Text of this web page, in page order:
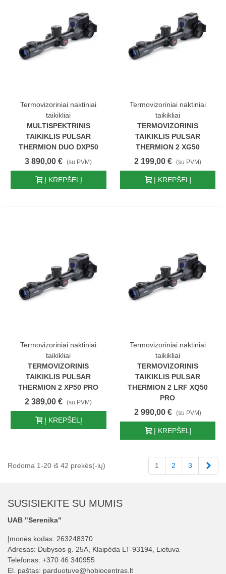
Termovizoriniai naktiniai
taikikliai
MULTISPEKTRINIS
TAIKIKLIS PULSAR
THERMION DUO DXP50
3 890,00 € (su PVM)
Į KREPŠELĮ
Termovizoriniai naktiniai
taikikliai
TERMOVIZORINIS
TAIKIKLIS PULSAR
THERMION 2 XG50
2 199,00 € (su PVM)
Į KREPŠELĮ
Termovizoriniai naktiniai
taikikliai
TERMOVIZORINIS
TAIKIKLIS PULSAR
THERMION 2 XP50 PRO
2 389,00 € (su PVM)
Į KREPŠELĮ
Termovizoriniai naktiniai
taikikliai
TERMOVIZORINIS
TAIKIKLIS PULSAR
THERMION 2 LRF XQ50
PRO
2 990,00 € (su PVM)
Į KREPŠELĮ
Rodoma 1-20 iš 42 prekės(-ių) 1 2 3
SUSISIEKITE SU MUMIS
UAB "Serenika"
Įmonės kodas: 263248370
Adresas: Dubysos g. 25A, Klaipėda LT-93194, Lietuva
Telefonas: +370 46 340955
El. paštas: parduotuve@hobiocentras.lt